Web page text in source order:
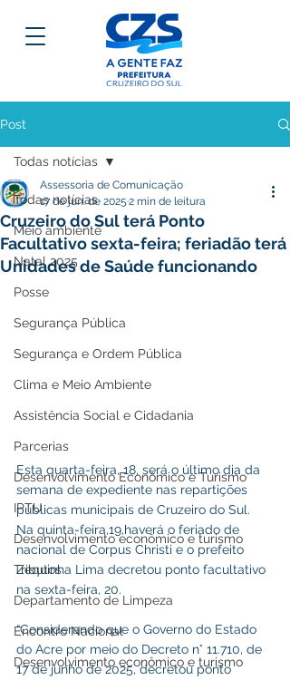
Post
Todas notícias
Meio ambiente
Natal 2025
Posse
Segurança Pública
Segurança e Ordem Pública
Clima e Meio Ambiente
Assistência Social e Cidadania
Parcerias
Desenvolvimento Econômico e Turismo
IPTU
Desenvolvimento econômico e turismo
Tributos
Departamento de Limpeza
Encontro Nacional
Desenvolvimento econômico e turismo
Todas notícias
Cruzeiro do Sul terá Ponto
Facultativo sexta-feira; feriadão terá
Unidades de Saúde funcionando
Assessoria de Comunicação
17 de jun. de 2025 2 min de leitura
Esta quarta-feira, 18, será o último dia da
semana de expediente nas repartições
públicas municipais de Cruzeiro do Sul.
Na quinta-feira,19,haverá o feriado de
nacional de Corpus Christi e o prefeito
Zequinha Lima decretou ponto facultativo
na sexta-feira, 20.
“Considerando que o Governo do Estado
do Acre por meio do Decreto n° 11.710, de
17 de junho de 2025, decretou ponto